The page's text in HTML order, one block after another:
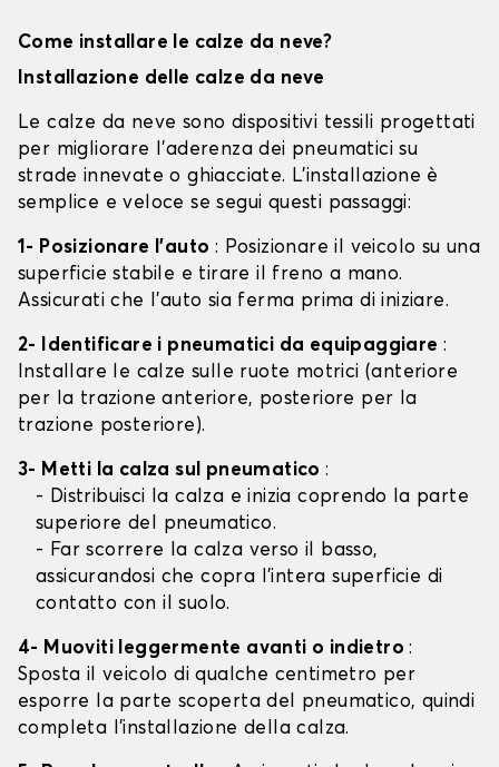
Come installare le calze da neve?
Installazione delle calze da neve
Le calze da neve sono dispositivi tessili progettati
per migliorare l'aderenza dei pneumatici su
strade innevate o ghiacciate. L'installazione è
semplice e veloce se segui questi passaggi:
1- Posizionare l'auto : Posizionare il veicolo su una
superficie stabile e tirare il freno a mano.
Assicurati che l'auto sia ferma prima di iniziare.
2- Identificare i pneumatici da equipaggiare :
Installare le calze sulle ruote motrici (anteriore
per la trazione anteriore, posteriore per la
trazione posteriore).
3- Metti la calza sul pneumatico:
- Distribuisci la calza e inizia coprendo la parte
superiore del pneumatico.
- Far scorrere la calza verso il basso,
assicurandosi che copra l'intera superficie di
contatto con il suolo.
4- Muoviti leggermente avanti o indietro:
Sposta il veicolo di qualche centimetro per
esporre la parte scoperta del pneumatico, quindi
completa l'installazione della calza.